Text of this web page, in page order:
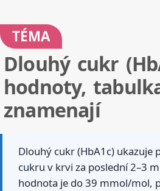
TÉMA
Dlouhý cukr
hodnoty,
znamenají
Dlouhý cukr (HbA1c) ukazuje
cukru v krvi za poslední 2–3
hodnota je do 39 mmol/mol,